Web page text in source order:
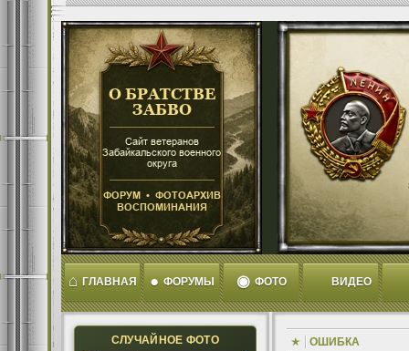
⌂ ГЛАВНАЯ ● ФОРУМЫ ◉ ФОТО ВИДЕО
СЛУЧАЙНОЕ ФОТО ОШИБКА